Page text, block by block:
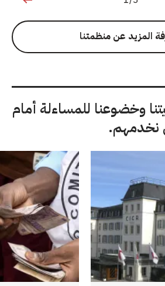
1 من 3
المزيد عن منظمتنا
وخضوعنا للمساءلة أمام
نخدمهم.